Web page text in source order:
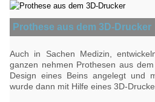
Prothese aus dem 3D-Drucker
Auch in Sachen Medizin,
ganzen nehmen Prothesen aus
Design eines Beins angelegt und
wurde dann mit Hilfe eines 3D-